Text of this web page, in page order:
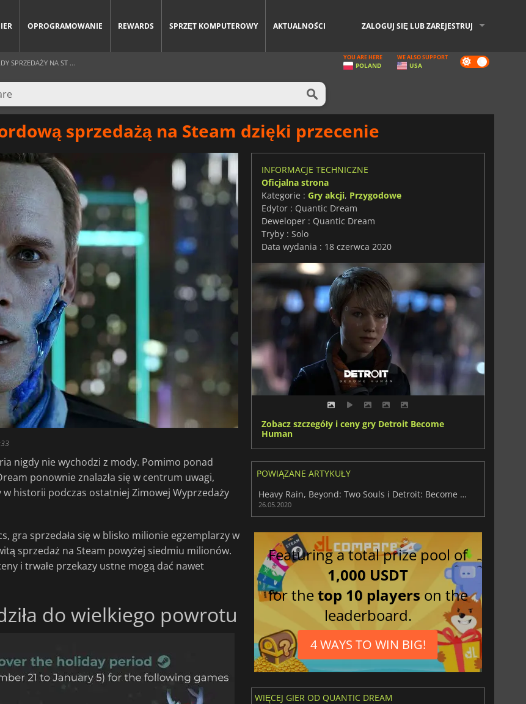
OPROGRAMOWANIE REWARDS SPRZĘT KOMPUTEROWY AKTUALNOŚCI ZALOGUJ SIĘ LUB ZAREJESTRUJ
SPRZEDAŻY NA ST ... Dark
mode
YOU ARE HERE
POLAND
WE ALSO SUPPORT
USA
sprzedażą na Steam dzięki przecenie
nigdy nie wychodzi z mody. Pomimo ponad
ponownie znalazła się w centrum uwagi,
historii podczas ostatniej Zimowej Wyprzedaży
gra sprzedała się w blisko milionie egzemplarzy w
sprzedaż na Steam powyżej siedmiu milionów.
i trwałe przekazy ustne mogą dać nawet
do wielkiego powrotu
INFORMACJE TECHNICZNE
Oficjalna strona
Kategorie : Gry akcji, Przygodowe
Edytor : Quantic Dream
Deweloper : Quantic Dream
Tryby : Solo
Data wydania : 18 czerwca 2020
Zobacz szczegóły i ceny gry Detroit Become
Human
POWIĄZANE ARTYKUŁY
Heavy Rain, Beyond: Two Souls i Detroit: Become Human pojawiają się na Steam
26.05.2020
Featuring a total prize pool of
1,000 USDT
for thetop 10 players on the
leaderboard.
4 WAYS TO WIN BIG!
WIĘCEJ GIER OD QUANTIC DREAM